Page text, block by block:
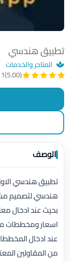
تطبيق هندسي
المتاجر والخدمات
(5.00)
1 المراجعات
الوصف
تطبيق هندسي
هندسي لتصميم
بحيث عند ادخال
اسعار ومخططات
عند ادخال
من المقاولين